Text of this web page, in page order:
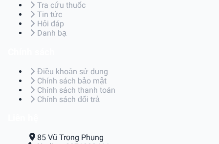
Tra cứu thuốc
Tin tức
Hỏi đáp
Danh bạ
Điều khoản sử dụng
Chính sách bảo mật
Chính sách thanh toán
Chính sách đổi trả
85 Vũ Trọng Phụng